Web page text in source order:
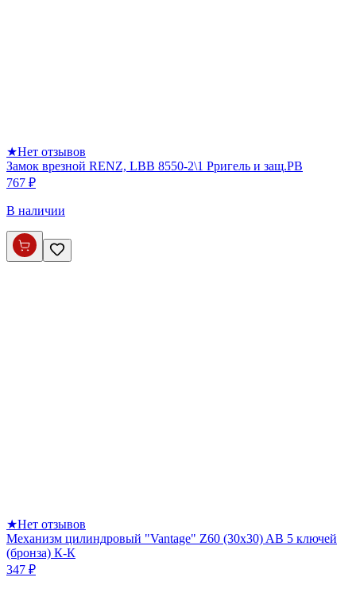
★Нет отзывов
Замок врезной RENZ, LBB 8550-2\1 Pригель и защ.PB
767 ₽
В наличии
★Нет отзывов
Механизм цилиндровый "Vantage" Z60 (30х30) AB 5 ключей
(бронза) К-К
347 ₽